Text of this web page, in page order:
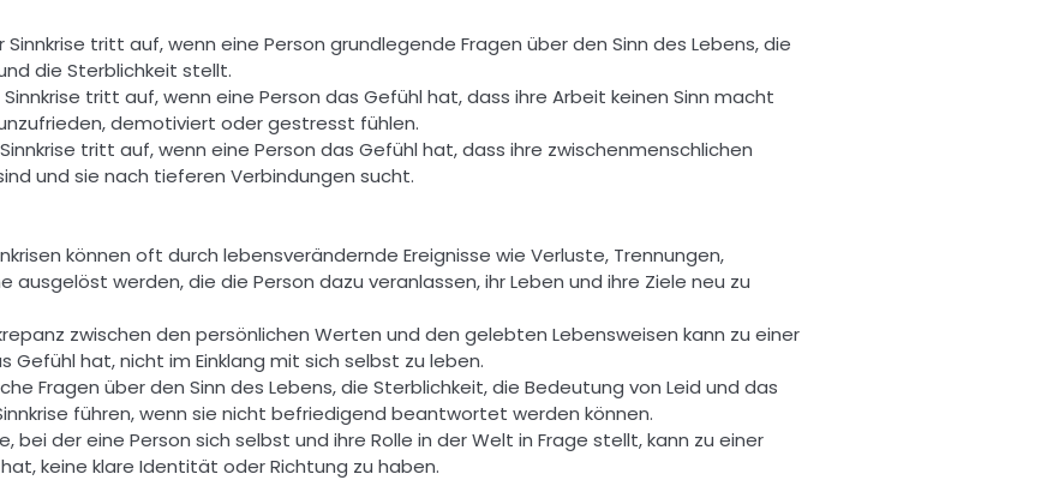
Sinnkrise tritt auf, wenn eine Person grundlegende Fragen über den Sinn des Lebens, die
die Sterblichkeit stellt.
Sinnkrise tritt auf, wenn eine Person das Gefühl hat, dass ihre Arbeit keinen Sinn macht
demotiviert oder gestresst fühlen.
tritt auf, wenn eine Person das Gefühl hat, dass ihre zwischenmenschlichen
und sie nach tieferen Verbindungen sucht.
können oft durch lebensverändernde Ereignisse wie Verluste, Trennungen,
ausgelöst werden, die die Person dazu veranlassen, ihr Leben und ihre Ziele neu zu
zwischen den persönlichen Werten und den gelebten Lebensweisen kann zu einer
Gefühl hat, nicht im Einklang mit sich selbst zu leben.
Fragen über den Sinn des Lebens, die Sterblichkeit, die Bedeutung von Leid und das
führen, wenn sie nicht befriedigend beantwortet werden können.
bei der eine Person sich selbst und ihre Rolle in der Welt in Frage stellt, kann zu einer
keine klare Identität oder Richtung zu haben.